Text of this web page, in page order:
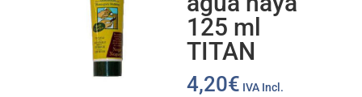
125 ml
TITAN
4,20€ IVA Incl.